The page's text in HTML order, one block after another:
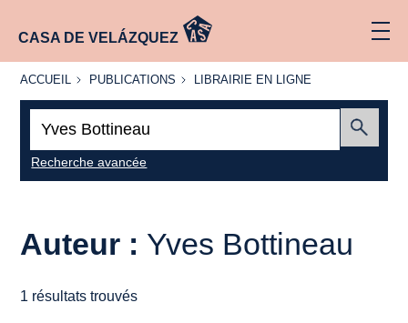
CASA DE VELÁZQUEZ
ACCUEIL
ACCUEIL PUBLICATIONS
PUBLICATIONS
LIBRAIRIE
LIBRAIRIE EN LIGNE
Recherche avancée
Auteur : Yves Bottineau
1 résultats trouvés